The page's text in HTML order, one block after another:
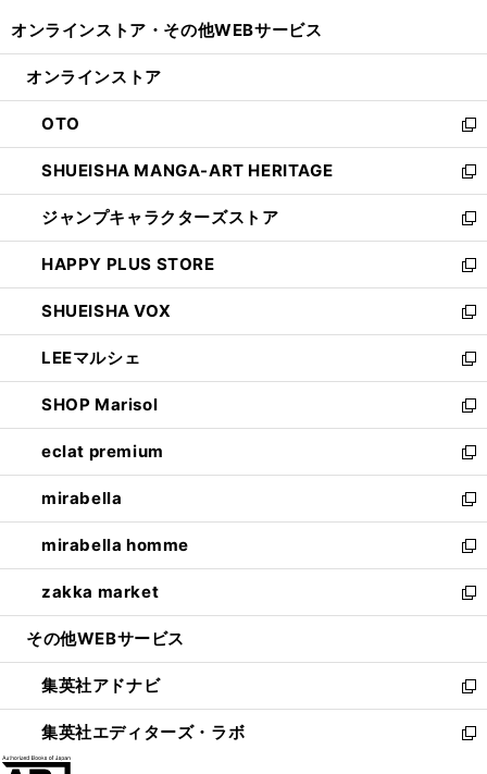
開
ン
ウ
で
開
く
ウ
ン
ド
ウ
で
開
く
オンラインストア・ その他WEBサービス
オンラインストア
OTO
新
し
い
ウ
ィ
ン
ド
ウ
で
開
く
SHUEISHA MANGA-ART HERITAGE
新
し
い
ウ
ィ
ン
ド
ウ
で
開
く
ジャンプキャラクターズストア
新
し
い
ウ
ィ
ン
ド
ウ
で
開
く
HAPPY PLUS STORE
新
し
い
ウ
ィ
ン
ド
ウ
で
開
く
SHUEISHA VOX
新
し
い
ウ
ィ
ン
ド
ウ
で
開
く
LEEマルシェ
新
し
い
ウ
ィ
ン
ド
ウ
で
開
く
SHOP Marisol
新
し
い
ウ
ィ
ン
ド
ウ
で
開
eclat premium
新
し
い
ウ
ィ
ン
ド
ウ
開
く
mirabella
新
し
い
ウ
ィ
ン
ウ
で
開
く
mirabella homme
新
し
い
ウ
ン
ド
ウ
で
zakka market
新
し
ウ
ィ
ン
ド
その他WEBサービス
集英社アドナビ
新
し
い
集英社エディターズ・ラボ
新